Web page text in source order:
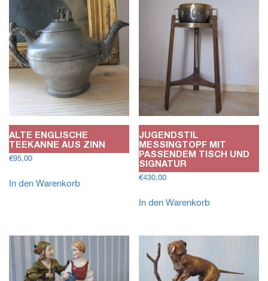
ALTE ENGLISCHE
TEEKANNE AUS ZINN
€95,00
In den Warenkorb
JUGENDSTIL
MESSINGTOPF MIT
PASSENDEM TISCH UND
SIGNATUR
€430,00
In den Warenkorb